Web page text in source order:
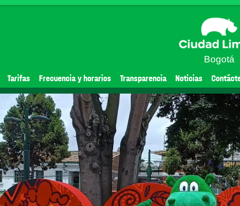
Bogotá
Tarifas Frecuencia y horarios Transparencia Noticias